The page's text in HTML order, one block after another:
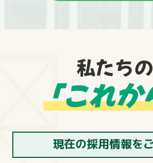
私たちの
「これか
現在の採用情報を